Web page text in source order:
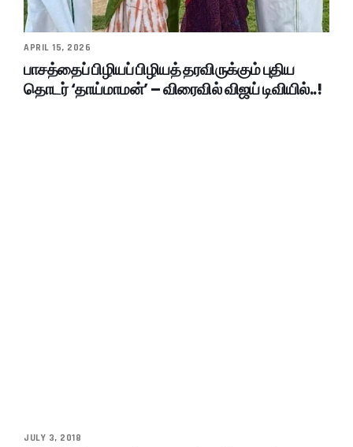
APRIL 15, 2026
பாசத்தைப் பிழியப் பிழியத் தரவிருக்கும் புதிய
தொடர் ‘தாய்மாமன்’ – விரைவில் விஜய் டிவியில்..!
JULY 3, 2018